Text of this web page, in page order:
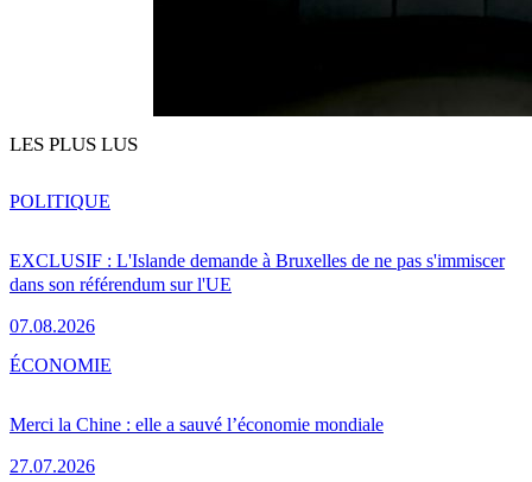
LES PLUS LUS
EXCLUSIF : L'Islande demande à Bruxelles de ne pas s'immiscer
dans son référendum sur l'UE
07.08.2026
POLITIQUE
Merci la Chine : elle a sauvé l’économie mondiale
27.07.2026
ÉCONOMIE